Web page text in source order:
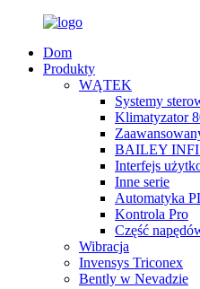
Dom
Produkty
WĄTEK
Systemy
Klimatyzator
BAILEY INFI
Interfejs
Inne serie
Automatyka
Kontrola Pro
Część
Wibracja
Invensys Triconex
Bently w Nevadzie